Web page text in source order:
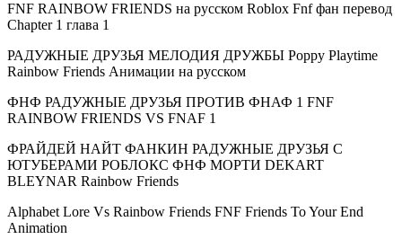
FNF RAINBOW FRIENDS на русском Roblox Fnf фан перевод
Chapter 1 глава 1
РАДУЖНЫЕ ДРУЗЬЯ МЕЛОДИЯ ДРУЖБЫ Poppy Playtime
Rainbow Friends Анимации на русском
ФНФ РАДУЖНЫЕ ДРУЗЬЯ ПРОТИВ ФНАФ 1 FNF
RAINBOW FRIENDS VS FNAF 1
ФРАЙДЕЙ НАЙТ ФАНКИН РАДУЖНЫЕ ДРУЗЬЯ С
ЮТУБЕРАМИ РОБЛОКС ФНФ МОРТИ DEKART
BLEYNAR Rainbow Friends
Alphabet Lore Vs Rainbow Friends FNF Friends To Your End
Animation